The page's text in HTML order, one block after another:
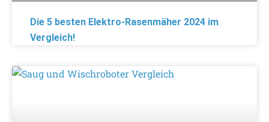
Die 5 besten Elektro-Rasenmäher 2024 im
Vergleich!